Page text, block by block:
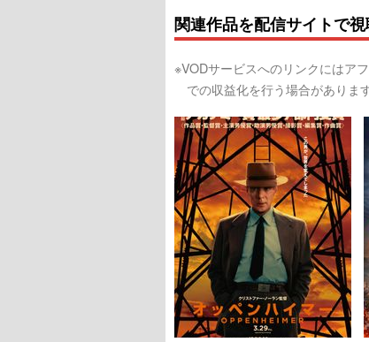
関連作品を配信サイトで
※VODサービスへのリンクにはア
での収益化を行う場合があります